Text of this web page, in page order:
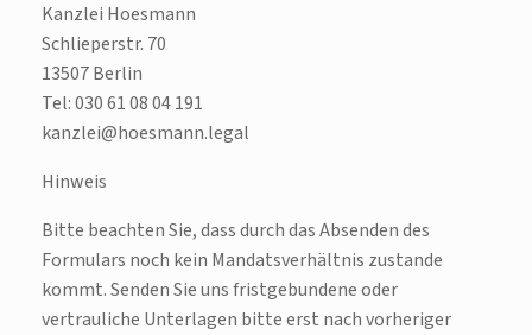
Kanzlei Hoesmann
Schlieperstr. 70
13507 Berlin
Tel: 030 61 08 04 191
kanzlei@hoesmann.legal
Hinweis
Bitte beachten Sie, dass durch das Absenden des
Formulars noch kein Mandatsverhältnis zustande
kommt. Senden Sie uns fristgebundene oder
vertrauliche Unterlagen bitte erst nach vorheriger